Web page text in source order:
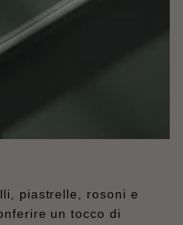
piastrelle, rosoni e
un tocco di